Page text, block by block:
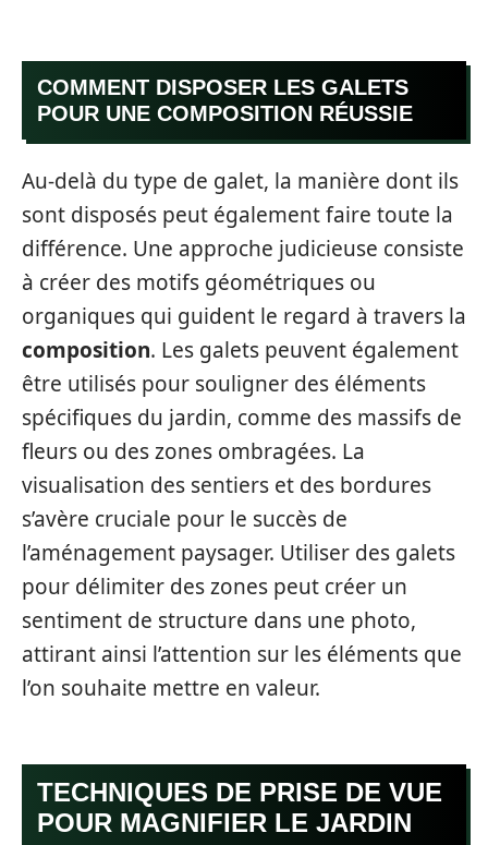
COMMENT DISPOSER LES GALETS
POUR UNE COMPOSITION RÉUSSIE
Au-delà du type de galet, la manière dont ils
sont disposés peut également faire toute la
différence. Une approche judicieuse consiste
à créer des motifs géométriques ou
organiques qui guident le regard à travers la
composition. Les galets peuvent également
être utilisés pour souligner des éléments
spécifiques du jardin, comme des massifs de
fleurs ou des zones ombragées. La
visualisation des sentiers et des bordures
s’avère cruciale pour le succès de
l’aménagement paysager. Utiliser des galets
pour délimiter des zones peut créer un
sentiment de structure dans une photo,
attirant ainsi l’attention sur les éléments que
l’on souhaite mettre en valeur.
TECHNIQUES DE PRISE DE VUE
POUR MAGNIFIER LE JARDIN